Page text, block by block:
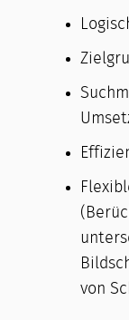
von